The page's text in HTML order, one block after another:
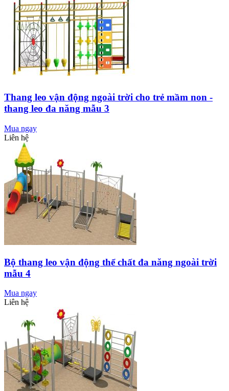
Thang leo vận động ngoài trời cho trẻ mầm non -
thang leo đa năng mẫu 3
Mua ngay
Liên hệ
Bộ thang leo vận động thể chất đa năng ngoài trời
mẫu 4
Mua ngay
Liên hệ